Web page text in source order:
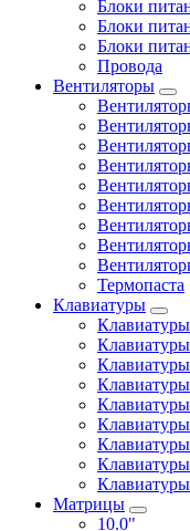
Блоки
Блоки
Блоки
Провода
Вентиляторы
Термопаста
Клавиатуры
Матрицы
10.0"